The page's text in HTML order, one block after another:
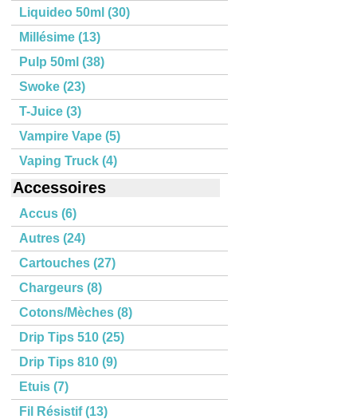
Liquideo 50ml (30)
Millésime (13)
Pulp 50ml (38)
Swoke (23)
T-Juice (3)
Vampire Vape (5)
Vaping Truck (4)
Accessoires
Accus (6)
Autres (24)
Cartouches (27)
Chargeurs (8)
Cotons/Mèches (8)
Drip Tips 510 (25)
Drip Tips 810 (9)
Etuis (7)
Fil Résistif (13)